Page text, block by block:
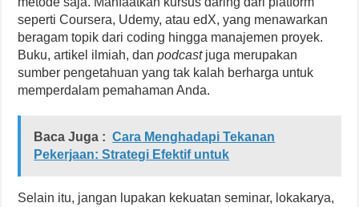
seperti Coursera, Udemy, atau edX, yang menawarkan
beragam topik dari coding hingga manajemen proyek.
Buku, artikel ilmiah, danpodcastjuga merupakan
sumber pengetahuan yang tak kalah berharga untuk
memperdalam pemahaman Anda.
Baca Juga : Cara Menghadapi Tekanan
Pekerjaan: Strategi Efektif untuk
Selain itu, jangan lupakan kekuatan seminar, lokakarya,